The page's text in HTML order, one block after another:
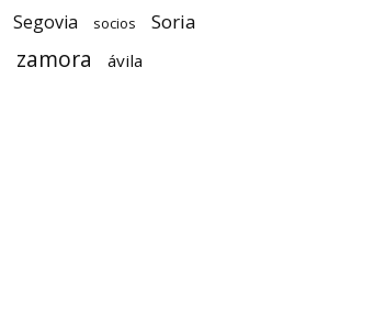
Segovia socios Soria
zamora ávila